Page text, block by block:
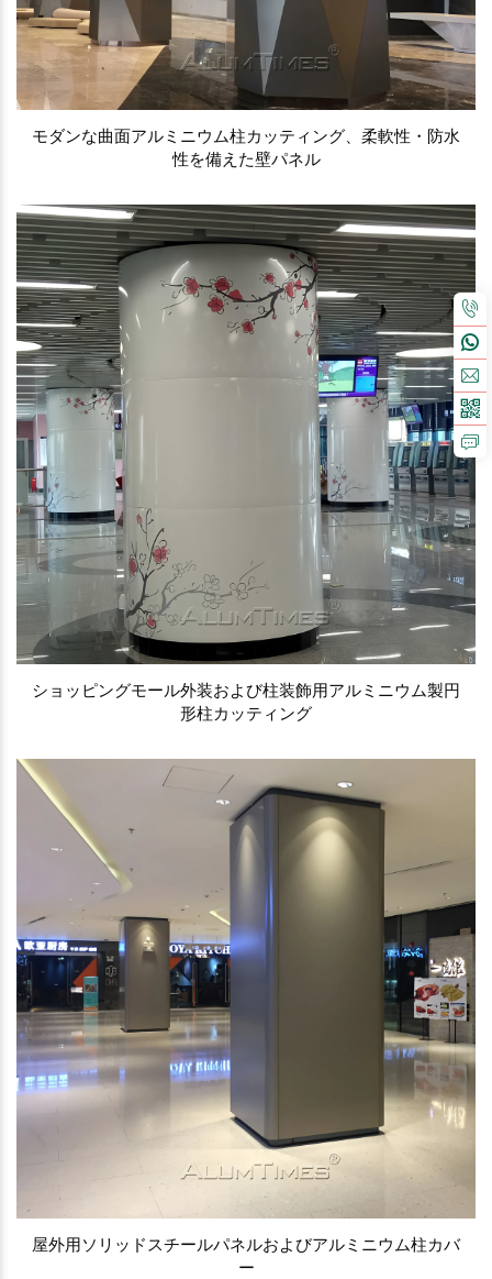
モダンな曲面アルミニウム柱カッティング、柔軟性・防水
性を備えた壁パネル
ショッピングモール外装および柱装飾用アルミニウム製円
形柱カッティング
屋外用ソリッドスチールパネルおよびアルミニウム柱カバ
ー